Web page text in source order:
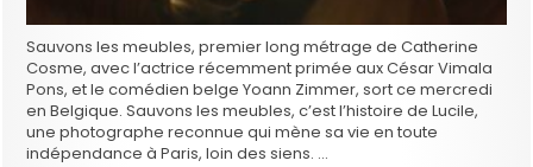
Sauvons les meubles, premier long métrage de Catherine
Cosme, avec l’actrice récemment primée aux César Vimala
Pons, et le comédien belge Yoann Zimmer, sort ce mercredi
en Belgique. Sauvons les meubles, c’est l’histoire de Lucile,
une photographe reconnue qui mène sa vie en toute
indépendance à Paris, loin des siens. …